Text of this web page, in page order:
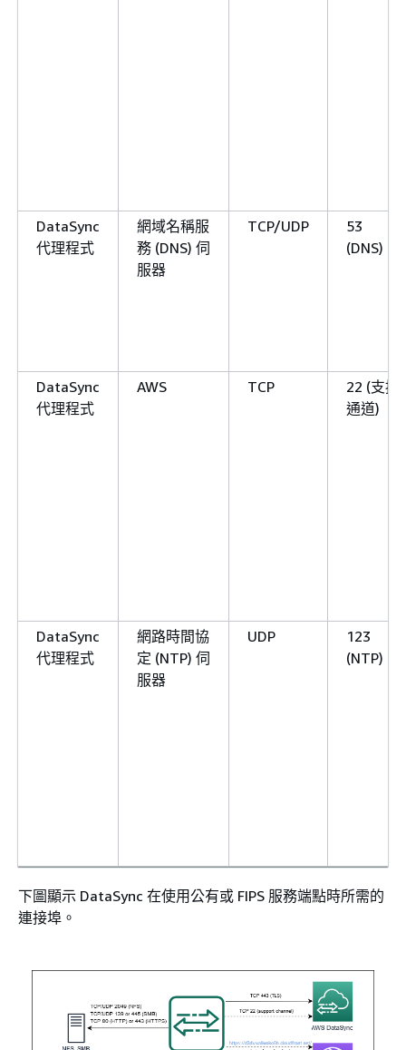
DataSync
代理程式
網域名稱服
務 (DNS) 伺
服器
TCP/UDP
53
(DNS)
DataSync
代理程式
AWS TCP
22 (支援
通道)
DataSync
代理程式
網路時間協
定 (NTP) 伺
服器
UDP
123
(NTP)
下圖顯示 DataSync 在使用公有或 FIPS 服務端點時所需的
連接埠。